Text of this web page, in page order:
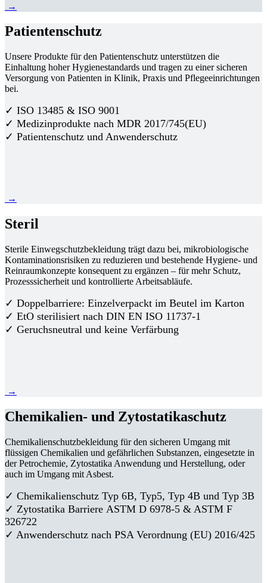
→
Patientenschutz
Unsere Produkte für den Patientenschutz unterstützen die
Einhaltung hoher Hygienestandards und tragen zu einer sicheren
Versorgung von Patienten in Klinik, Praxis und Pflegeeinrichtungen
bei.
✓ ISO 13485 & ISO 9001
✓ Medizinprodukte nach MDR 2017/745(EU)
✓ Patientenschutz und Anwenderschutz
→
Steril
Sterile Einwegschutzbekleidung trägt dazu bei, mikrobiologische
Kontaminationsrisiken zu reduzieren und bestehende Hygiene- und
Reinraumkonzepte konsequent zu ergänzen – für mehr Schutz,
Prozesssicherheit und kontrollierte Arbeitsabläufe.
✓ Doppelbarriere: Einzelverpackt im Beutel im Karton
✓ EtO sterilisiert nach DIN EN ISO 11737-1
✓ Geruchsneutral und keine Verfärbung
→
Chemikalien- und Zytostatikaschutz
Chemikalienschutzbekleidung für den sicheren Umgang mit
flüssigen Chemikalien und gefährlichen Substanzen, eingesetzte in
der Petrochemie, Zytostatika Anwendung und Herstellung, oder
auch im Umgang mit Asbest.
✓ Chemikalienschutz Typ 6B, Typ5, Typ 4B und Typ 3B
✓ Zytostatika Barriere ASTM D 6978-5 & ASTM F
326722
✓ Anwenderschutz nach PSA Verordnung (EU) 2016/425